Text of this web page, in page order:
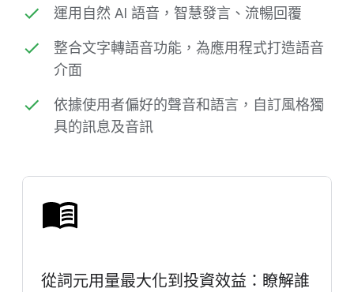
運用自然 AI 語音，智慧發言、流暢回覆
整合文字轉語音功能，為應用程式打造語音
介面
依據使用者偏好的聲音和語言，自訂風格獨
具的訊息及音訊
從詞元用量最大化到投資效益：瞭解誰